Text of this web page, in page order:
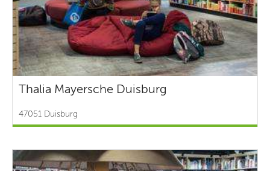
Thalia Mayersche Duisburg
47051 Duisburg